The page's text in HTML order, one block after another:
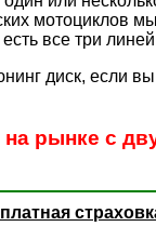
мотоциклов
все три
диск, если
рынке с